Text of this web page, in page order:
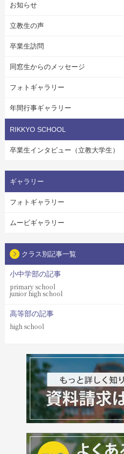
お知らせ
立教生の声
卒業生訪問
同窓生からのメッセージ
フォトギャラリー
年間行事ギャラリー
RIKKYO SCHOOL
卒業生インタビュー（立教大学生）
ギャラリー
フォトギャラリー
ムービギャラリー
クラス別記事一覧
小中学部の記事
primary school
junior high school
高等部の記事
high school